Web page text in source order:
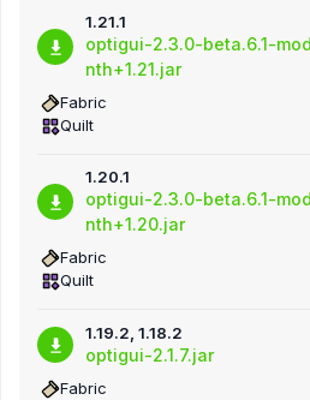
1.21.1
optigui-2.3.0-beta.6.1-
nth+1.21.jar
Fabric
Quilt
1.20.1
optigui-2.3.0-beta.6.1-
nth+1.20.jar
Fabric
Quilt
1.19.2, 1.18.2
optigui-2.1.7.jar
Fabric